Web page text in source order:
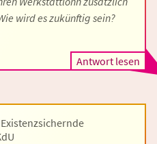
wird es zukünftig sein?
Antwort lesen